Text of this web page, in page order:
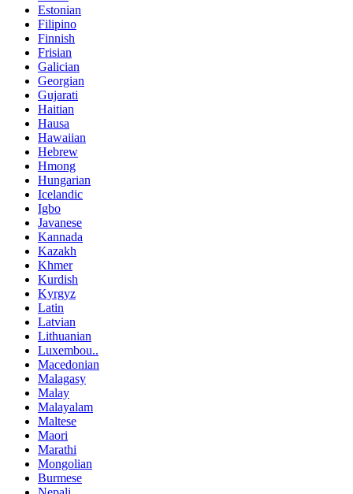
Estonian
Filipino
Finnish
Frisian
Galician
Georgian
Gujarati
Haitian
Hausa
Hawaiian
Hebrew
Hmong
Hungarian
Icelandic
Igbo
Javanese
Kannada
Kazakh
Khmer
Kurdish
Kyrgyz
Latin
Latvian
Lithuanian
Luxembou..
Macedonian
Malagasy
Malay
Malayalam
Maltese
Maori
Marathi
Mongolian
Burmese